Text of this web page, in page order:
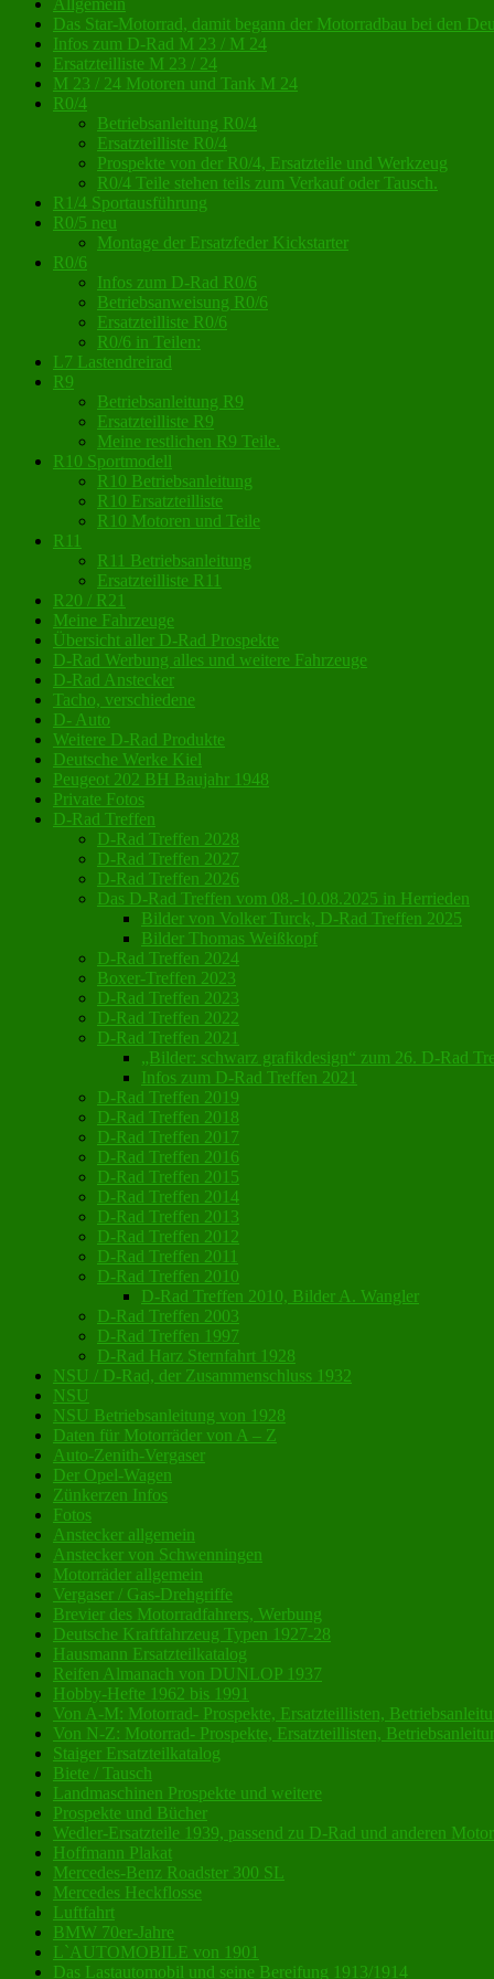
Das Star-Motorrad, damit begann der Motorradbau bei den
Infos zum D-Rad M 23 / M 24
Ersatzteilliste M 23 / 24
M 23 / 24 Motoren und Tank M 24
R0/4
Betriebsanleitung R0/4
Ersatzteilliste R0/4
Prospekte von der R0/4, Ersatzteile und Werkzeug
R0/4 Teile stehen teils zum Verkauf oder Tausch.
R1/4 Sportausführung
R0/5 neu
Montage der Ersatzfeder Kickstarter
R0/6
Infos zum D-Rad R0/6
Betriebsanweisung R0/6
Ersatzteilliste R0/6
R0/6 in Teilen:
L7 Lastendreirad
R9
Betriebsanleitung R9
Ersatzteilliste R9
Meine restlichen R9 Teile.
R10 Sportmodell
R10 Betriebsanleitung
R10 Ersatzteilliste
R10 Motoren und Teile
R11
R11 Betriebsanleitung
Ersatzteilliste R11
R20 / R21
Meine Fahrzeuge
Übersicht aller D-Rad Prospekte
D-Rad Werbung alles und weitere Fahrzeuge
D-Rad Anstecker
Tacho, verschiedene
D- Auto
Weitere D-Rad Produkte
Deutsche Werke Kiel
Peugeot 202 BH Baujahr 1948
Private Fotos
D-Rad Treffen
D-Rad Treffen 2028
D-Rad Treffen 2027
D-Rad Treffen 2026
Das D-Rad Treffen vom 08.-10.08.2025 in Herrieden
Bilder von Volker Turck, D-Rad Treffen 2025
Bilder Thomas Weißkopf
D-Rad Treffen 2024
Boxer-Treffen 2023
D-Rad Treffen 2023
D-Rad Treffen 2022
D-Rad Treffen 2021
„Bilder: schwarz grafikdesign“ zum 26. D-Rad
Infos zum D-Rad Treffen 2021
D-Rad Treffen 2019
D-Rad Treffen 2018
D-Rad Treffen 2017
D-Rad Treffen 2016
D-Rad Treffen 2015
D-Rad Treffen 2014
D-Rad Treffen 2013
D-Rad Treffen 2012
D-Rad Treffen 2011
D-Rad Treffen 2010
D-Rad Treffen 2010, Bilder A. Wangler
D-Rad Treffen 2003
D-Rad Treffen 1997
D-Rad Harz Sternfahrt 1928
NSU / D-Rad, der Zusammenschluss 1932
NSU
NSU Betriebsanleitung von 1928
Daten für Motorräder von A – Z
Auto-Zenith-Vergaser
Der Opel-Wagen
Zünkerzen Infos
Fotos
Anstecker allgemein
Anstecker von Schwenningen
Motorräder allgemein
Vergaser / Gas-Drehgriffe
Brevier des Motorradfahrers, Werbung
Deutsche Kraftfahrzeug Typen 1927-28
Hausmann Ersatzteilkatalog
Reifen Almanach von DUNLOP 1937
Hobby-Hefte 1962 bis 1991
Von A-M: Motorrad- Prospekte, Ersatzteillisten,
Von N-Z: Motorrad- Prospekte, Ersatzteillisten,
Staiger Ersatzteilkatalog
Biete / Tausch
Landmaschinen Prospekte und weitere
Prospekte und Bücher
Wedler-Ersatzteile 1939, passend zu D-Rad und anderen
Hoffmann Plakat
Mercedes-Benz Roadster 300 SL
Mercedes Heckflosse
Luftfahrt
BMW 70er-Jahre
L`AUTOMOBILE von 1901
Das Lastautomobil und seine Bereifung 1913/1914